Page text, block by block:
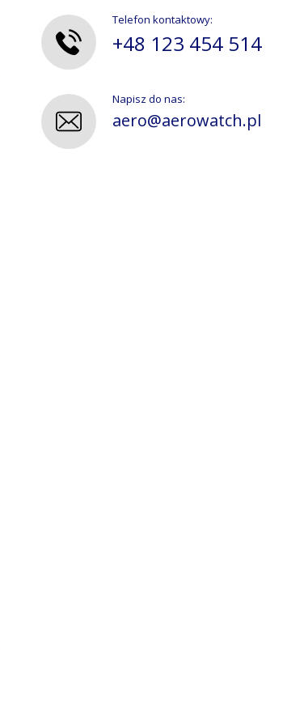
Telefon kontaktowy:
+48 123 454 514
Napisz do nas:
aero@aerowatch.pl